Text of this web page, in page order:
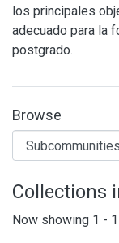
los principales
adecuado para la
postgrado.
Browse
Collections
Now showing 1 -